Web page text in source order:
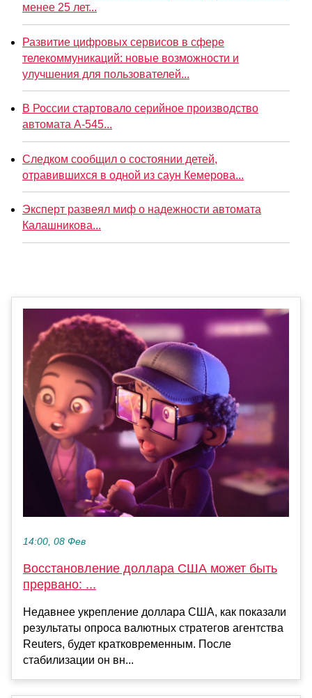
менее 25 лет...
Развитие цифровых сервисов в сфере
телекоммуникаций: новые возможности и
улучшения для пользователей...
В России стартовало серийное производство
автомата А-545...
Следком сообщил о состоянии детей,
отравившихся в одной из саун Кемерова...
Эксперт развеял миф о надежности автомата
Калашникова...
14:00, 08 Фев
Восстановление доллара США может быть
прервано: ...
Недавнее укрепление доллара США, как показали
результаты опроса валютных стратегов агентства
Reuters, будет кратковременным. После
стабилизации он вн...